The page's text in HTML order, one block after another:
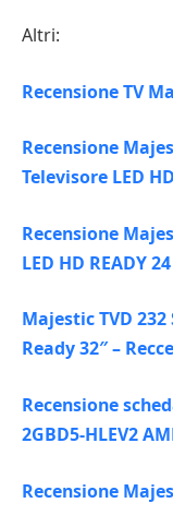
Altri:
Recensione TV
Recensione
Televisore LED
Recensione
LED HD READY 24
Majestic TVD 232
Ready 32″ –
Recensione
2GBD5-HLEV2
Recensione